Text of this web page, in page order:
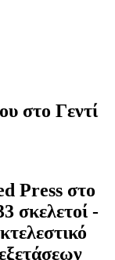
στο Γεντί
Press στο
σκελετοί -